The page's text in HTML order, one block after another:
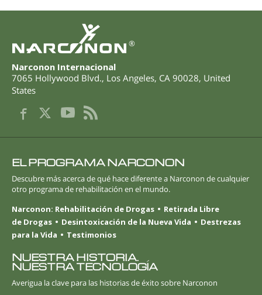
®
Narconon Internacional
7065 Hollywood Blvd., Los Angeles, CA 90028, United
States
EL PROGRAMA NARCONON
Descubre más acerca de qué hace diferente a Narconon de cualquier
otro programa de rehabilitación en el mundo.
Narconon: Rehabilitación de Drogas
Retirada Libre
de Drogas
Desintoxicación de la Nueva Vida
Destrezas
para la Vida
Testimonios
NUESTRA HISTORIA.
NUESTRA TECNOLOGÍA
Averigua la clave para las historias de éxito sobre Narconon